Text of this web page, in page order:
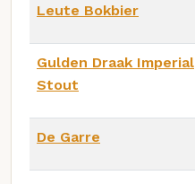
Leute Bokbier
Gulden Draak Imperial
Stout
De Garre